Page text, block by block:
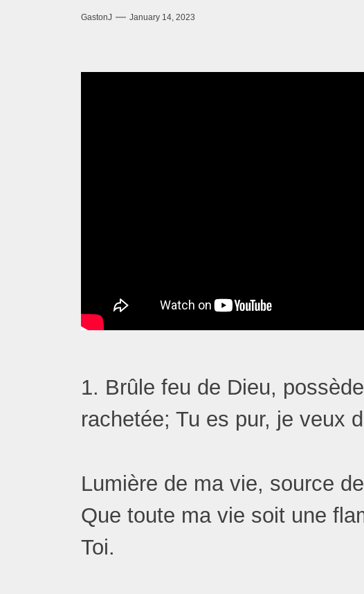
GastonJ January 14, 2023
1. Brûle feu de Dieu,
rachetée; Tu es pur, je veux
Lumière de ma vie, source
Que toute ma vie soit une
Toi.